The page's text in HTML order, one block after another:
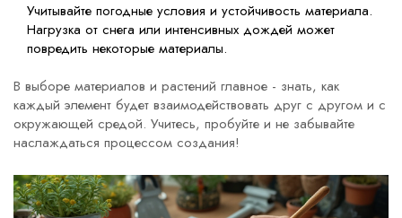
Учитывайте погодные условия и устойчивость материала.
Нагрузка от снега или интенсивных дождей может
повредить некоторые материалы.
В выборе материалов и растений главное - знать, как
каждый элемент будет взаимодействовать друг с другом и с
окружающей средой. Учитесь, пробуйте и не забывайте
наслаждаться процессом создания!